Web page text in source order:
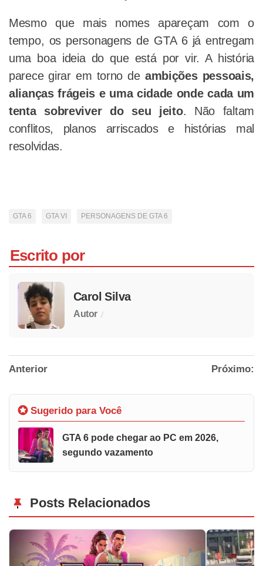
Mesmo que mais nomes apareçam com o
tempo, os personagens de GTA 6 já entregam
uma boa ideia do que está por vir. A história
parece girar em torno de ambições pessoais,
alianças frágeis e uma cidade onde cada um
tenta sobreviver do seu jeito. Não faltam
conflitos, planos arriscados e histórias mal
resolvidas.
GTA 6 GTA VI PERSONAGENS DE GTA 6
Escrito por
Carol Silva
Autor /
Anterior Próximo:
Sugerido para Você
GTA 6 pode chegar ao PC em 2026,
segundo vazamento
Posts Relacionados